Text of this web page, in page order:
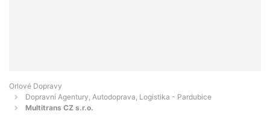
Orlové Dopravy
Dopravní Agentury, Autodoprava, Logistika - Pardubice
Multitrans CZ s.r.o.